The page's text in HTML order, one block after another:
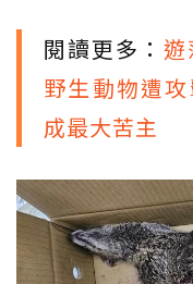
閱讀更多：
野生動物遭
成最大苦主